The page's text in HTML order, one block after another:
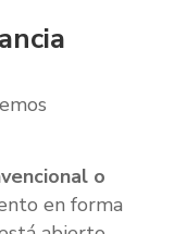
o
en forma